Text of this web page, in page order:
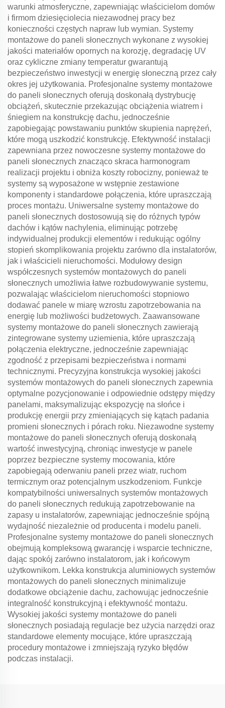
warunki atmosferyczne, zapewniając właścicielom domów
i firmom dziesięciolecia niezawodnej pracy bez
konieczności częstych napraw lub wymian. Systemy
montażowe do paneli słonecznych wykonane z wysokiej
jakości materiałów opornych na korozję, degradację UV
oraz cykliczne zmiany temperatur gwarantują
bezpieczeństwo inwestycji w energię słoneczną przez cały
okres jej użytkowania. Profesjonalne systemy montażowe
do paneli słonecznych oferują doskonałą dystrybucję
obciążeń, skutecznie przekazując obciążenia wiatrem i
śniegiem na konstrukcję dachu, jednocześnie
zapobiegając powstawaniu punktów skupienia naprężeń,
które mogą uszkodzić konstrukcję. Efektywność instalacji
zapewniana przez nowoczesne systemy montażowe do
paneli słonecznych znacząco skraca harmonogram
realizacji projektu i obniża koszty robocizny, ponieważ te
systemy są wyposażone w wstępnie zestawione
komponenty i standardowe połączenia, które upraszczają
proces montażu. Uniwersalne systemy montażowe do
paneli słonecznych dostosowują się do różnych typów
dachów i kątów nachylenia, eliminując potrzebę
indywidualnej produkcji elementów i redukując ogólny
stopień skomplikowania projektu zarówno dla instalatorów,
jak i właścicieli nieruchomości. Modułowy design
współczesnych systemów montażowych do paneli
słonecznych umożliwia łatwe rozbudowywanie systemu,
pozwalając właścicielom nieruchomości stopniowo
dodawać panele w miarę wzrostu zapotrzebowania na
energię lub możliwości budżetowych. Zaawansowane
systemy montażowe do paneli słonecznych zawierają
zintegrowane systemy uziemienia, które upraszczają
połączenia elektryczne, jednocześnie zapewniając
zgodność z przepisami bezpieczeństwa i normami
technicznymi. Precyzyjna konstrukcja wysokiej jakości
systemów montażowych do paneli słonecznych zapewnia
optymalne pozycjonowanie i odpowiednie odstępy między
panelami, maksymalizując ekspozycję na słońce i
produkcję energii przy zmieniających się kątach padania
promieni słonecznych i pórach roku. Niezawodne systemy
montażowe do paneli słonecznych oferują doskonałą
wartość inwestycyjną, chroniąc inwestycje w panele
poprzez bezpieczne systemy mocowania, które
zapobiegają oderwaniu paneli przez wiatr, ruchom
termicznym oraz potencjalnym uszkodzeniom. Funkcje
kompatybilności uniwersalnych systemów montażowych
do paneli słonecznych redukują zapotrzebowanie na
zapasy u instalatorów, zapewniając jednocześnie spójną
wydajność niezależnie od producenta i modelu paneli.
Profesjonalne systemy montażowe do paneli słonecznych
obejmują kompleksową gwarancję i wsparcie techniczne,
dając spokój zarówno instalatorom, jak i końcowym
użytkownikom. Lekka konstrukcja aluminiowych systemów
montażowych do paneli słonecznych minimalizuje
dodatkowe obciążenie dachu, zachowując jednocześnie
integralność konstrukcyjną i efektywność montażu.
Wysokiej jakości systemy montażowe do paneli
słonecznych posiadają regulacje bez użycia narzędzi oraz
standardowe elementy mocujące, które upraszczają
procedury montażowe i zmniejszają ryzyko błędów
podczas instalacji.